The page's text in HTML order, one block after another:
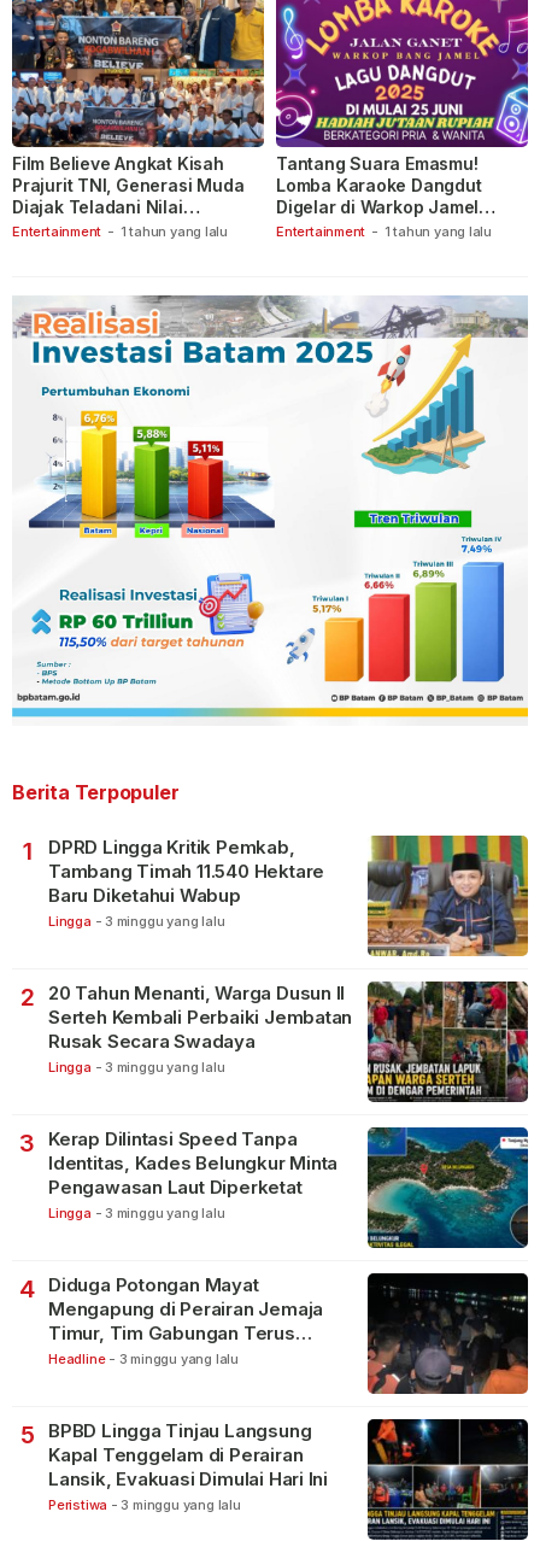
Entertainment - 1 tahun yang lalu
Film Believe Angkat Kisah
Prajurit TNI, Generasi Muda
Diajak Teladani Nilai
Keberanian
Entertainment - 1 tahun yang lalu
Tantang Suara Emasmu!
Lomba Karaoke Dangdut
Digelar di Warkop Jamel
Ganet
Berita Terpopuler
1
DPRD Lingga Kritik Pemkab,
Tambang Timah 11.540 Hektare
Baru Diketahui Wabup
Lingga - 3 minggu yang lalu
2
20 Tahun Menanti, Warga Dusun II
Serteh Kembali Perbaiki Jembatan
Rusak Secara Swadaya
Lingga - 3 minggu yang lalu
3
Kerap Dilintasi Speed Tanpa
Identitas, Kades Belungkur Minta
Pengawasan Laut Diperketat
Lingga - 3 minggu yang lalu
4
Diduga Potongan Mayat
Mengapung di Perairan Jemaja
Timur, Tim Gabungan Terus
Lakukan Pencarian
Headline - 3 minggu yang lalu
5
BPBD Lingga Tinjau Langsung
Kapal Tenggelam di Perairan
Lansik, Evakuasi Dimulai Hari Ini
Peristiwa - 3 minggu yang lalu